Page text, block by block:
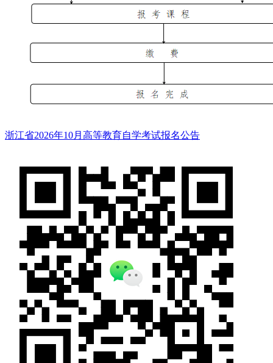
浙江省2026年10月高等教育自学考试报名公告